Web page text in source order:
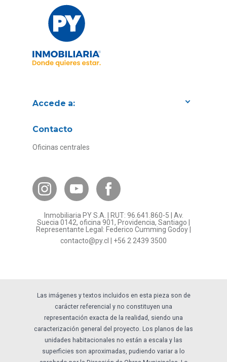
Accede a:
Bases Legales
¿Por qué invertir en PY?
Preguntas frecuentes
Formulario Referidos PY
Términos y Condiciones
Contacto
Oficinas centrales
Inmobiliaria PY S.A. | RUT: 96.641.860-5 | Av.
Suecia 0142, oficina 901, Providencia, Santiago |
Representante Legal: Federico Cumming Godoy |
contacto@py.cl
+56 2 2439 3500
Las imágenes y textos incluidos en esta pieza son de
carácter referencial y no constituyen una
representación exacta de la realidad, siendo una
caracterización general del proyecto. Los planos de las
unidades habitacionales no están a escala y las
superficies son aproximadas, pudiendo variar a lo